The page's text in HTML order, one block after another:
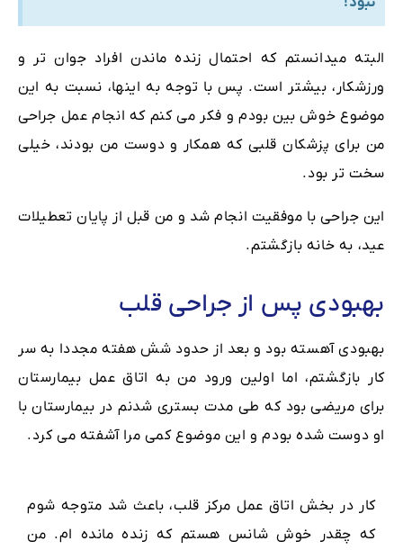
البته میدانستم که احتمال زنده ماندن افراد جوان تر و
ورزشکار، بیشتر است. پس با توجه به اینها، نسبت به این
موضوع خوش بین بودم و فکر می کنم که انجام عمل جراحی
من برای پزشکان قلبی که همکار و دوست من بودند، خیلی
سخت تر بود.
این جراحی با موفقیت انجام شد و من قبل از پایان تعطیلات
عید، به خانه بازگشتم.
بهبودی پس از جراحی قلب
بهبودی آهسته بود و بعد از حدود شش هفته مجددا به سر
کار بازگشتم، اما اولین ورود من به اتاق عمل بیمارستان
برای مریضی بود که طی مدت بستری شدنم در بیمارستان با
او دوست شده بودم و این موضوع کمی مرا آشفته می کرد.
کار در بخش اتاق عمل مرکز قلب، باعث شد متوجه شوم
که چقدر خوش شانس هستم که زنده مانده ام. من